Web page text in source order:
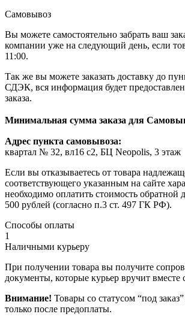
Самовывоз
Вы можете самостоятельно забрать ваш
компании уже на следующий день, если
11:00.
Так же вы можете заказать доставку до
СДЭК, вся информация будет
заказа.
Минимальная сумма заказа для
Адрес пункта самовывоза:
квартал № 32, вл16 с2, БЦ Neopolis, 3 этаж
Если вы отказываетесь от товара
соответствующего указанным на сайте
необходимо оплатить стоимость обратной
500 рублей (согласно п.3 ст. 497 ГК РФ).
Способы оплаты
1
Наличными курьеру
При получении товара вы получите
документы, которые курьер вручит вместе
Внимание! Товары со статусом “под
только после предоплаты.